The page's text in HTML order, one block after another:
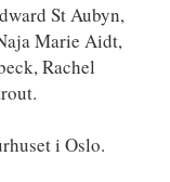
St Aubyn,
Marie Aidt,
Rachel
i Oslo.